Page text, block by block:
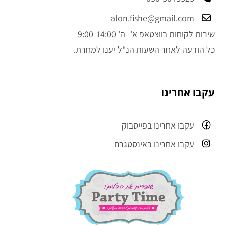
alon.fishe@gmail.com
שירות לקוחות בווצטאפ א'- ה' 9:00-14:00
כל הודעה לאחר השעות הנ"ל יענו למחרת.
עקבו אחרינו
עקבו אחרינו בפייסבוק
עקבו אחרינו באינסטגרם